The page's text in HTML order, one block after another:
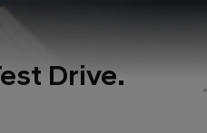
Drive.